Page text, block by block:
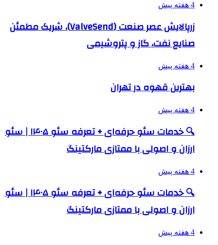
4 هفته پیش
زرپالایش عصر صنعت (ValveSend)، شریک مطمئن
صنایع نفت، گاز و پتروشیمی
4 هفته پیش
بهترین قهوه در تهران
4 هفته پیش
🔍 خدمات سئو حرفه‌ای + تعرفه سئو ۱۴۰۵ | سئو
ارزان و اصولی با ممتازی مارکتینگ
4 هفته پیش
🔍 خدمات سئو حرفه‌ای + تعرفه سئو ۱۴۰۵ | سئو
ارزان و اصولی با ممتازی مارکتینگ
4 هفته پیش